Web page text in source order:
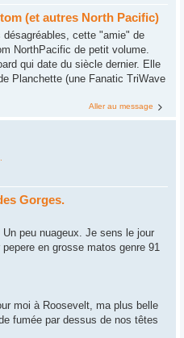
(et autres North Pacific)
cette "amie" de
NorthPacific de petit volume.
qui date du siècle dernier. Elle
Planchette (une Fanatic TriWave
Aller au message
Gorges.
peu nuageux. Je sens le jour
en grosse matos genre 91
moi à Roosevelt, ma plus belle
fumée par dessus de nos têtes